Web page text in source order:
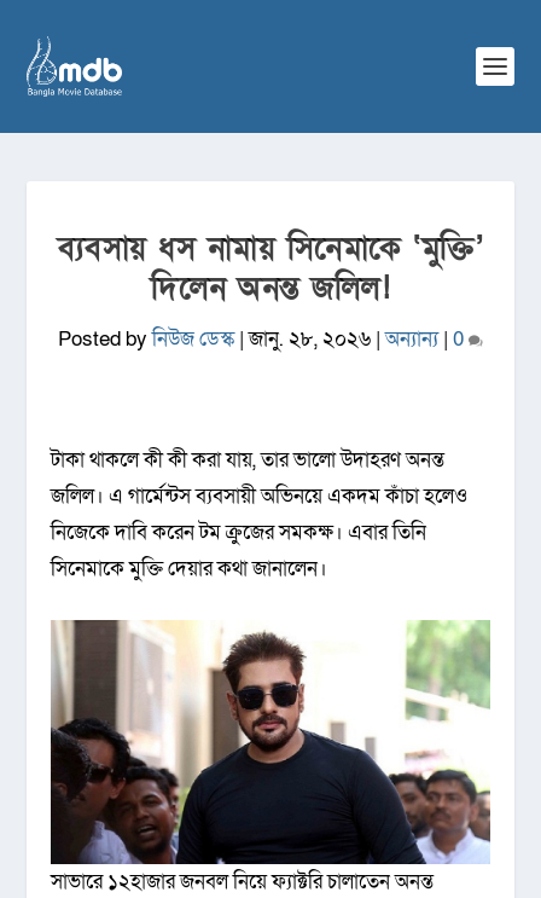
ব্যবসায় ধস নামায় সিনেমাকে ‘মুক্তি’
দিলেন অনন্ত জলিল!
Posted byনিউজ ডেস্ক|জানু. ২৮, ২০২৬ |অন্যান্য| 0
টাকা থাকলে কী কী করা যায়, তার ভালো উদাহরণ অনন্ত
জলিল। এ গার্মেন্টস ব্যবসায়ী অভিনয়ে একদম কাঁচা হলেও
নিজেকে দাবি করেন টম ক্রুজের সমকক্ষ। এবার তিনি
সিনেমাকে মুক্তি দেয়ার কথা জানালেন।
সাভারে ১২হাজার জনবল নিয়ে ফ্যাক্টরি চালাতেন অনন্ত